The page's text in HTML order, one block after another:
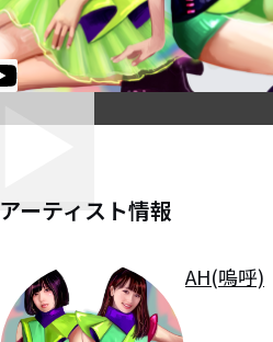
アーティスト情報
AH(嗚呼)